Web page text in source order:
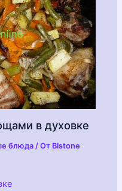
в духовке
блюда/ От Blstone